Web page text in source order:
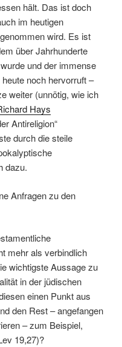
hält. Das ist doch
im heutigen
wird. Es ist
über Jahrhunderte
und der immense
noch hervorruft –
weiter (unnötig, wie ich
Hays
Antireligion“
durch die steile
dazu.
Anfragen zu den
mehr als verbindlich
wichtigste Aussage zu
in der jüdischen
einen Punkt aus
den Rest – angefangen
– zum Beispiel,
19,27)?